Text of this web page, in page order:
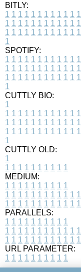
BITLY:
1 1 1 1 1 1 1 1 1 1 1 1
1 1 1 1 1 1 1 1 1 1 1 1
1 1 1 1 1 1 1 1 1 1 1 1
1
SPOTIFY:
1 1 1 1 1 1 1 1 1 1 1 1
1 1 1 1 1 1 1 1 1 1 1 1
1 1 1 1 1 1 1 1 1 1 1 1
1
CUTTLY BIO:
1
1 1 1 1 1 1 1 1 1 1 1 1
1 1 1 1 1 1 1 1 1 1 1 1
1 1 1 1 1 1 1 1 1 1 1 1
1
CUTTLY OLD:
1
1 1 1 1 1 1 1 1 1 1
MEDIUM:
1 1 1 1 1 1 1 1 1 1
1 1 1 1 1 1 1 1 1 1 1 1
1 1 1 1 1 1 1 1 1 1 1 1
PARALLELS:
1 1 1 1 1 1 1 1 1 1
1 1 1 1 1 1 1 1 1 1 1 1
1 1 1 1 1 1 1 1 1 1 1 1
URL PARAMETER:
1 1 1 1 1 1 1 1 1 1